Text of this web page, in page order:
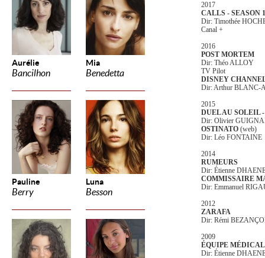
Aurélie
Bancilhon
Mia
Benedetta
Pauline
Berry
Luna
Besson
2017
CALLS - SEASON 1
Dir: Timothée
Canal +
2016
POST MORTEM
Dir: Théo ALLOY
TV Pilot
DISNEY
Dir: Arthur BLANC-
2015
DUEL AU SOLEIL
Dir: Olivier
OSTINATO (web)
Dir: Léo FONTAINE
2014
RUMEURS
Dir: Étienne
COMMISSAIRE
Dir: Emmanuel
2012
ZARAFA
Dir: Rémi
2009
ÉQUIPE
Dir: Étienne